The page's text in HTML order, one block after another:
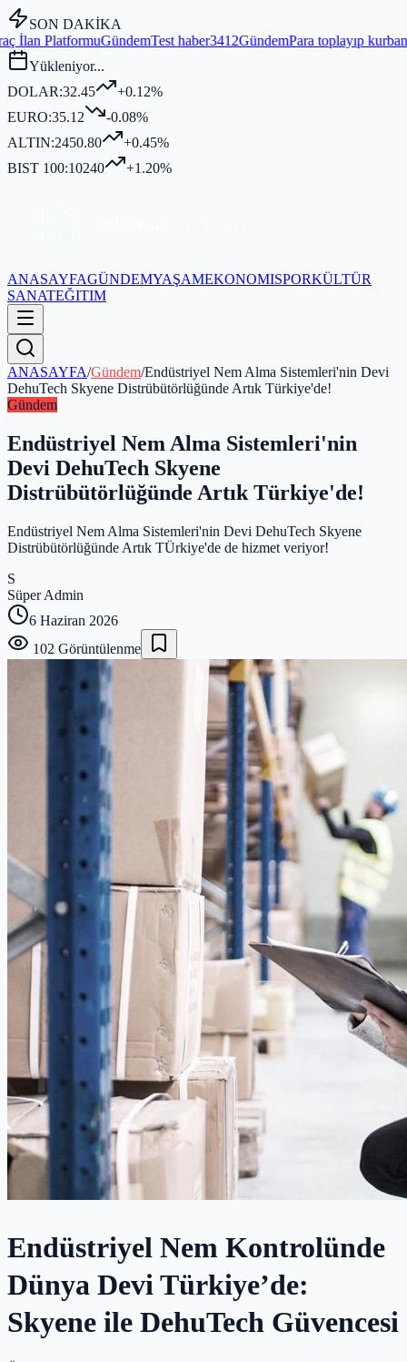
SON DAKİKA
Test haber3412Gündem Para toplayıp kurban kesmediği iddia
Yükleniyor...
DOLAR:32.45
+0.12%
EURO:35.12
-0.08%
ALTIN:2450.80
+0.45%
BIST 100:10240 +1.20%
ANASAYFAGÜNDEMYAŞAMEKONOMISPORKÜLTÜR
SANATEĞITIM
ANASAYFA/Gündem/Endüstriyel Nem Alma Sistemleri'nin Devi
DehuTech Skyene Distrübütörlüğünde Artık Türkiye'de!
Gündem
Endüstriyel Nem Alma Sistemleri'nin
Devi DehuTech Skyene
Distrübütörlüğünde Artık Türkiye'de!
Endüstriyel Nem Alma Sistemleri'nin Devi DehuTech Skyene
Distrübütörlüğünde Artık TÜrkiye'de de hizmet veriyor!
S
Süper Admin
6 Haziran 2026
102 Görüntülenme
Endüstriyel Nem Kontrolünde
Dünya Devi Türkiye’de:
Skyene ile DehuTech Güvencesi